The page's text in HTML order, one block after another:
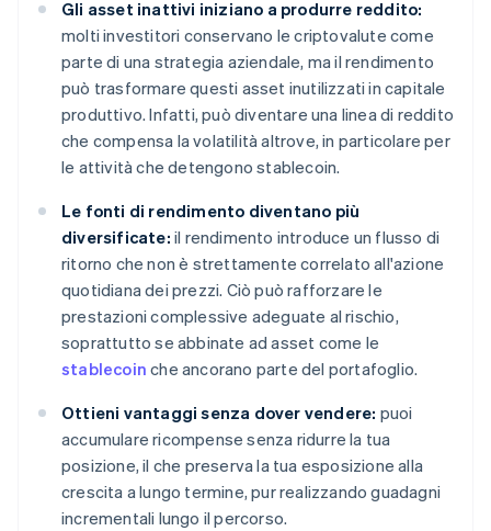
Gli asset inattivi iniziano a produrre reddito:
molti investitori conservano le criptovalute come
parte di una strategia aziendale, ma il rendimento
può trasformare questi asset inutilizzati in capitale
produttivo. Infatti, può diventare una linea di reddito
che compensa la volatilità altrove, in particolare per
le attività che detengono stablecoin.
Le fonti di rendimento diventano più
diversificate: il rendimento introduce un flusso di
ritorno che non è strettamente correlato all'azione
quotidiana dei prezzi. Ciò può rafforzare le
prestazioni complessive adeguate al rischio,
soprattutto se abbinate ad asset come le
stablecoin che ancorano parte del portafoglio.
Ottieni vantaggi senza dover vendere: puoi
accumulare ricompense senza ridurre la tua
posizione, il che preserva la tua esposizione alla
crescita a lungo termine, pur realizzando guadagni
incrementali lungo il percorso.